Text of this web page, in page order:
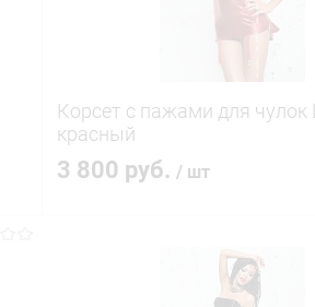
Корсет с пажами для чулок
красный
3 800 руб. / шт
В корзину